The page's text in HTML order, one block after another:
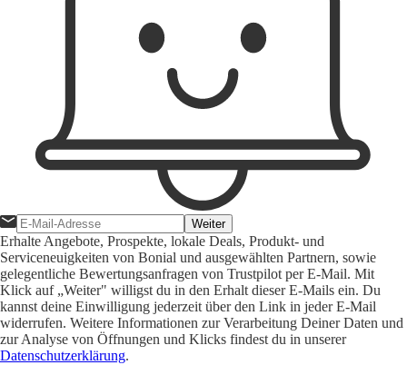
Weiter
Erhalte Angebote, Prospekte, lokale Deals, Produkt- und
Serviceneuigkeiten von Bonial und ausgewählten Partnern, sowie
gelegentliche Bewertungsanfragen von Trustpilot per E-Mail. Mit
Klick auf „Weiter" willigst du in den Erhalt dieser E-Mails ein. Du
kannst deine Einwilligung jederzeit über den Link in jeder E-Mail
widerrufen. Weitere Informationen zur Verarbeitung Deiner Daten und
zur Analyse von Öffnungen und Klicks findest du in unserer
Datenschutzerklärung.